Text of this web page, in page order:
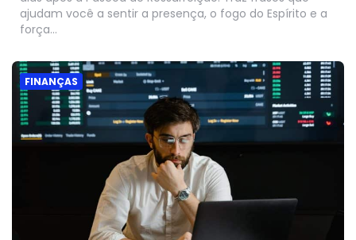
ajudam você a sentir a presença, o fogo do Espírito e a
força…
FINANÇAS